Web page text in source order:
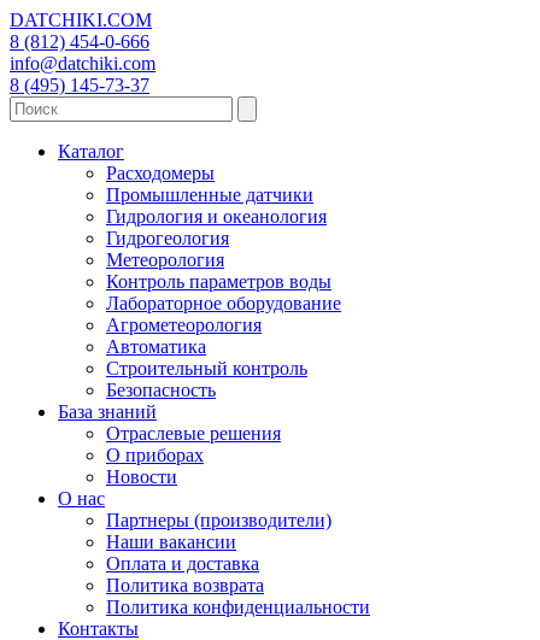
DATCHIKI.COM
8 (812) 454-0-666
info@datchiki.com
8 (495) 145-73-37
Каталог
Расходомеры
Промышленные датчики
Гидрология и океанология
Гидрогеология
Метеорология
Контроль параметров воды
Лабораторное оборудование
Агрометеорология
Автоматика
Строительный контроль
Безопасность
База знаний
Отраслевые решения
О приборах
Новости
О нас
Партнеры (производители)
Наши вакансии
Оплата и доставка
Политика возврата
Политика конфиденциальности
Контакты